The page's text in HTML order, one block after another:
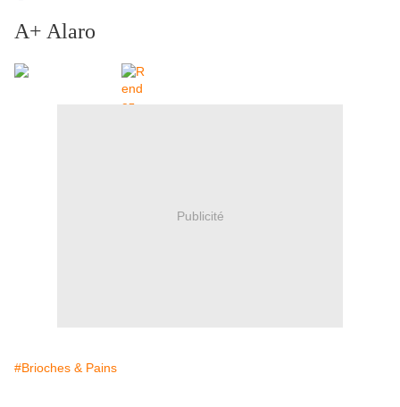
A+ Alaro
Publicité
#Brioches & Pains